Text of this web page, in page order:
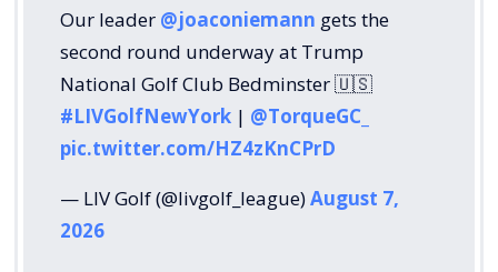
Our leader @joaconiemann gets the
second round underway at Trump
National Golf Club Bedminster 🇺🇸
#LIVGolfNewYork | @TorqueGC_
pic.twitter.com/HZ4zKnCPrD
— LIV Golf (@livgolf_league)August 7,
2026